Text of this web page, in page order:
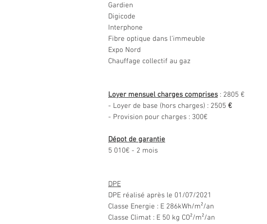
Gardien
Digicode
Interphone
Fibre optique dans l’immeuble
Expo Nord
Chauffage collectif au gaz
Loyer mensuel charges comprises : 2805 €
- Loyer de base (hors charges) : 2505 €
- Provision pour charges : 300€
Dépot de garantie
5 010€ - 2 mois
DPE
DPE réalisé après le 01/07/2021
Classe Energie : E 286kWh/m²/an
Classe Climat : E 50 kg CO²/m²/an